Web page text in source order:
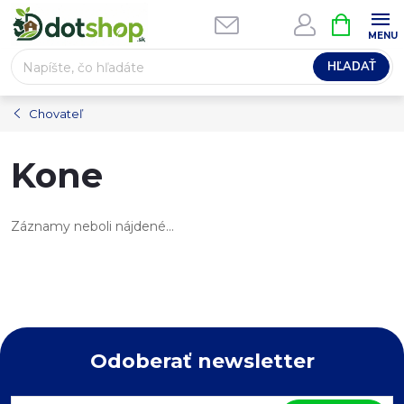
Prejsť
na
obsah
HĽADAŤ
KOŠÍK
Chovateľ
Kone
Záznamy neboli nájdené...
Odoberať newsletter